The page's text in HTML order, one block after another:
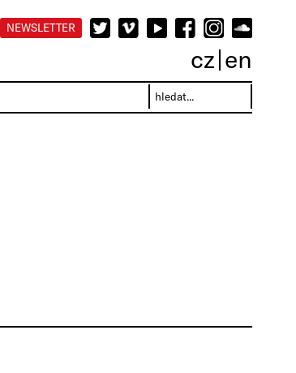
NEWSLETTER
cz en